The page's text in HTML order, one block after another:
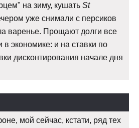
на зиму, кушать St
уже снимали с персиков
варенье. Прощают долги все
в экономике: и на ставки по
дисконтирования начале дня
мой сейчас, кстати, ряд тех